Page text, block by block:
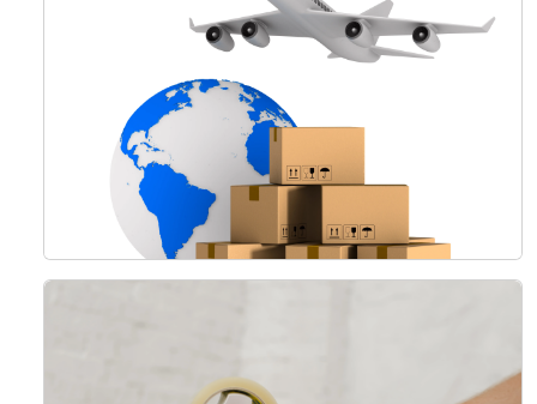
اقرأ المزيد
خدمات الشحن الجوي